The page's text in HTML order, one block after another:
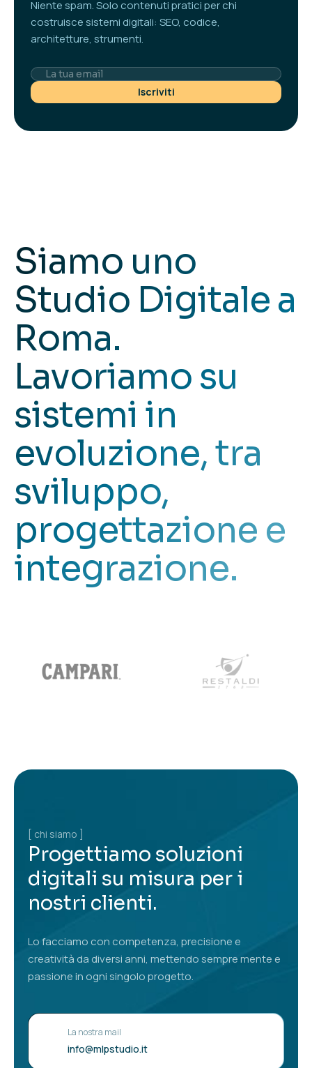
Niente spam. Solo contenuti pratici per chi
costruisce sistemi digitali: SEO, codice,
architetture, strumenti.
Iscriviti
Siamo uno
Studio Digitale a
Roma.
Lavoriamo su
sistemi in
evoluzione, tra
sviluppo,
progettazione e
integrazione.
[ chi siamo ]
Progettiamo soluzioni
digitali su misura per i
nostri clienti.
Lo facciamo con competenza, precisione e
creatività da diversi anni, mettendo sempre mente e
passione in ogni singolo progetto.
La nostra mail
info@mlpstudio.it